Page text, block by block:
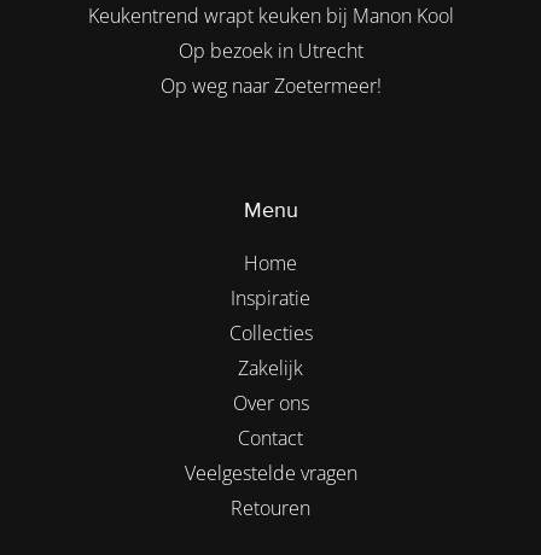
Keukentrend wrapt keuken bij Manon Kool
Op bezoek in Utrecht
Op weg naar Zoetermeer!
Menu
Home
Inspiratie
Collecties
Zakelijk
Over ons
Contact
Veelgestelde vragen
Retouren